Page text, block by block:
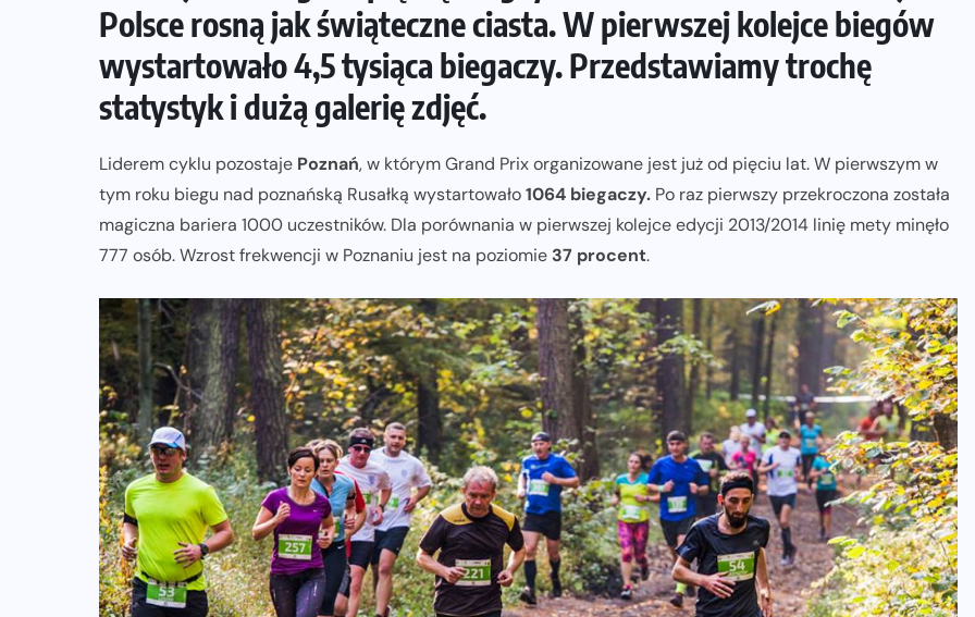
Polsce rosną jak świąteczne ciasta. W pierwszej kolejce biegów
wystartowało 4,5 tysiąca biegaczy. Przedstawiamy trochę
statystyk i dużą galerię zdjęć.
Liderem cyklu pozostaje Poznań, w którym Grand Prix organizowane jest już od pięciu lat. W pierwszym w
tym roku biegu nad poznańską Rusałką wystartowało1064 biegaczy. Po raz pierwszy przekroczona została
magiczna bariera 1000 uczestników. Dla porównania w pierwszej kolejce edycji 2013/2014 linię mety minęło
777 osób. Wzrost frekwencji w Poznaniu jest na poziomie 37 procent.
ZAPOWIEDZI IMPREZ
Trasa 48. Maratonu
Warszawskiego odkryta.
stworzony do szybkiego biegania
05-08-2026
NADCHODZĄCE IMPREZY WYDARZENIA
ZAPOWIEDZI IMPREZ
Poznań Maratonu!
04-08-2026